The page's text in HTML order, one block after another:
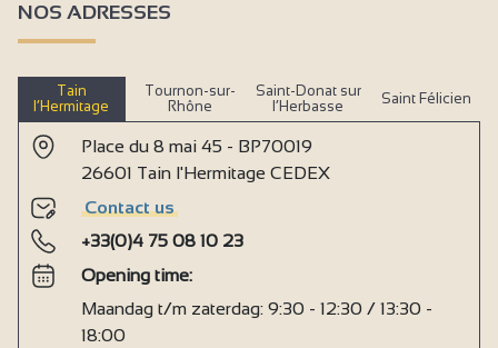
NOS ADRESSES
Tain
l’Hermitage
Tournon-sur-
Rhône
Saint-Donat sur
l’Herbasse
Saint Félicien
Place du 8 mai 45 - BP70019
26601 Tain l'Hermitage CEDEX
Contact us
+33(0)4 75 08 10 23
Opening time:
Maandag t/m zaterdag: 9:30 - 12:30 / 13:30 -
18:00